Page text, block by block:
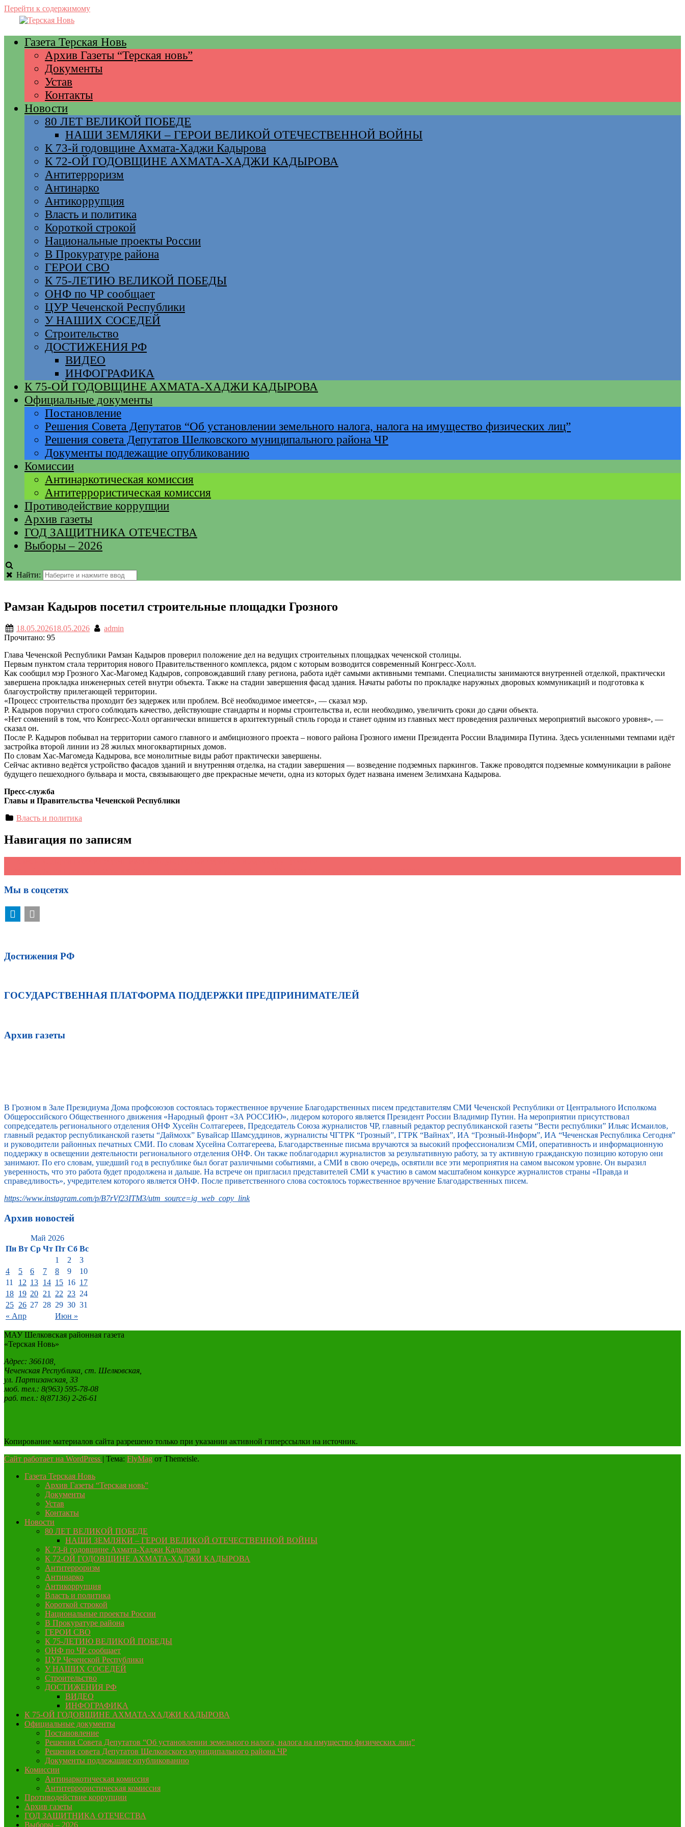
Перейти к содержимому
Газета Терская Новь
Архив Газеты “Терская новь”
Документы
Устав
Контакты
Новости
80 ЛЕТ ВЕЛИКОЙ ПОБЕДЕ
НАШИ ЗЕМЛЯКИ – ГЕРОИ ВЕЛИКОЙ ОТЕЧЕСТВЕННОЙ ВОЙНЫ
К 73-й годовщине Ахмата-Хаджи Кадырова
К 72-ОЙ ГОДОВЩИНЕ АХМАТА-ХАДЖИ КАДЫРОВА
Антитерроризм
Антинарко
Антикоррупция
Власть и политика
Короткой строкой
Национальные проекты России
В Прокуратуре района
ГЕРОИ СВО
К 75-ЛЕТИЮ ВЕЛИКОЙ ПОБЕДЫ
ОНФ по ЧР сообщает
ЦУР Чеченской Республики
У НАШИХ СОСЕДЕЙ
Строительство
ДОСТИЖЕНИЯ РФ
ВИДЕО
ИНФОГРАФИКА
К 75-ОЙ ГОДОВЩИНЕ АХМАТА-ХАДЖИ КАДЫРОВА
Официальные документы
Постановление
Решения Совета Депутатов “Об установлении земельного налога, налога на имущество физических лиц”
Решения совета Депутатов Шелковского муниципального района ЧР
Документы подлежащие опубликованию
Комиссии
Антинаркотическая комиссия
Антитеррористическая комиссия
Противодействие коррупции
Архив газеты
ГОД ЗАЩИТНИКА ОТЕЧЕСТВА
Выборы – 2026
Найти:
Рамзан Кадыров посетил строительные площадки Грозного
18.05.202618.05.2026
admin
Прочитано: 95
Глава Чеченской Республики Рамзан Кадыров проверил положение дел на ведущих строительных площадках чеченской столицы.
Первым пунктом стала территория нового Правительственного комплекса, рядом с которым возводится современный Конгресс-Холл.
Как сообщил мэр Грозного Хас-Магомед Кадыров, сопровождавший главу региона, работа идёт самыми активными темпами. Специалисты занимаются внутренней отделкой, практически
завершена прокладка инженерных сетей внутри объекта. Также на стадии завершения фасад здания. Начаты работы по прокладке наружных дворовых коммуникаций и подготовка к
благоустройству прилегающей территории.
«Процесс строительства проходит без задержек или проблем. Всё необходимое имеется», — сказал мэр.
Р. Кадыров поручил строго соблюдать качество, действующие стандарты и нормы строительства и, если необходимо, увеличить сроки до сдачи объекта.
«Нет сомнений в том, что Конгресс-Холл органически впишется в архитектурный стиль города и станет одним из главных мест проведения различных мероприятий высокого уровня», —
сказал он.
После Р. Кадыров побывал на территории самого главного и амбициозного проекта – нового района Грозного имени Президента России Владимира Путина. Здесь усиленными темпами идёт
застройка второй линии из 28 жилых многоквартирных домов.
По словам Хас-Магомеда Кадырова, все монолитные виды работ практически завершены.
Сейчас активно ведётся устройство фасадов зданий и внутренняя отделка, на стадии завершения — возведение подземных паркингов. Также проводятся подземные коммуникации в районе
будущего пешеходного бульвара и моста, связывающего две прекрасные мечети, одна из которых будет названа именем Зелимхана Кадырова.
Пресс-служба
Главы и Правительства Чеченской Республики
Власть и политика
Навигация по записям
Мы в соцсетях
Достижения РФ
ГОСУДАРСТВЕННАЯ ПЛАТФОРМА ПОДДЕРЖКИ ПРЕДПРИНИМАТЕЛЕЙ
Архив газеты
В Грозном в Зале Президиума Дома профсоюзов состоялась торжественное вручение Благодарственных писем представителям СМИ Чеченской Республики от Центрального Исполкома
Общероссийского Общественного движения «Народный фронт «ЗА РОССИЮ», лидером которого является Президент России Владимир Путин. На мероприятии присутствовал
сопредседатель регионального отделения ОНФ Хусейн Солтагереев, Председатель Союза журналистов ЧР, главный редактор республиканской газеты “Вести республики” Ильяс Исмаилов,
главный редактор республиканской газеты “Даймохк” Бувайсар Шамсуддинов, журналисты ЧГТРК “Грозный”, ГТРК “Вайнах”, ИА “Грозный-Информ”, ИА “Чеченская Республика Сегодня”
и руководители районных печатных СМИ. По словам Хусейна Солтагереева, Благодарственные письма вручаются за высокий профессионализм СМИ, оперативность и информационную
поддержку в освещении деятельности регионального отделения ОНФ. Он также поблагодарил журналистов за результативную работу, за ту активную гражданскую позицию которую они
занимают. По его словам, ушедший год в республике был богат различными событиями, а СМИ в свою очередь, освятили все эти мероприятия на самом высоком уровне. Он выразил
уверенность, что это работа будет продолжена и дальше. На встрече он пригласил представителей СМИ к участию в самом масштабном конкурсе журналистов страны «Правда и
справедливость», учредителем которого является ОНФ. После приветственного слова состоялось торжественное вручение Благодарственных писем.
https://www.instagram.com/p/B7rVf23ITM3/utm_source=ig_web_copy_link
Архив новостей
Май 2026
Пн Вт Ср Чт Пт Сб Вс
« Апр Июн »
1 2
3
4
5 6 7 8 9
10
11
12 13 14 15 16 17
18 19 20 21 22 23 24
25 26 27 28 29 30 31
МАУ Шелковская районная газета
«Терская Новь»
Адрес: 366108,
Чеченская Республика, ст. Шелковская,
ул. Партизанская, 33
моб. тел.: 8(963) 595-78-08
раб. тел.: 8(87136) 2-26-61
Копирование материалов сайта разрешено только при указании активной гиперссылки на источник.
Сайт работает на WordPress | Тема: FlyMag от Themeisle.
Газета Терская Новь
Архив Газеты “Терская новь”
Документы
Устав
Контакты
Новости
80 ЛЕТ ВЕЛИКОЙ ПОБЕДЕ
НАШИ ЗЕМЛЯКИ – ГЕРОИ ВЕЛИКОЙ ОТЕЧЕСТВЕННОЙ ВОЙНЫ
К 73-й годовщине Ахмата-Хаджи Кадырова
К 72-ОЙ ГОДОВЩИНЕ АХМАТА-ХАДЖИ КАДЫРОВА
Антитерроризм
Антинарко
Антикоррупция
Власть и политика
Короткой строкой
Национальные проекты России
В Прокуратуре района
ГЕРОИ СВО
К 75-ЛЕТИЮ ВЕЛИКОЙ ПОБЕДЫ
ОНФ по ЧР сообщает
ЦУР Чеченской Республики
У НАШИХ СОСЕДЕЙ
Строительство
ДОСТИЖЕНИЯ РФ
ВИДЕО
ИНФОГРАФИКА
К 75-ОЙ ГОДОВЩИНЕ АХМАТА-ХАДЖИ КАДЫРОВА
Официальные документы
Постановление
Решения Совета Депутатов “Об установлении земельного налога, налога на имущество физических лиц”
Решения совета Депутатов Шелковского муниципального района ЧР
Документы подлежащие опубликованию
Комиссии
Антинаркотическая комиссия
Антитеррористическая комиссия
Противодействие коррупции
Архив газеты
ГОД ЗАЩИТНИКА ОТЕЧЕСТВА
Выборы – 2026